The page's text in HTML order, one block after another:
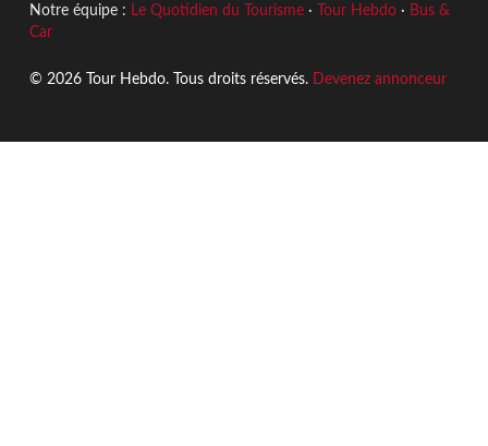
Notre équipe : Le Quotidien du Tourisme· Tour Hebdo· Bus &
Car
© 2026 Tour Hebdo. Tous droits réservés. Devenez annonceur